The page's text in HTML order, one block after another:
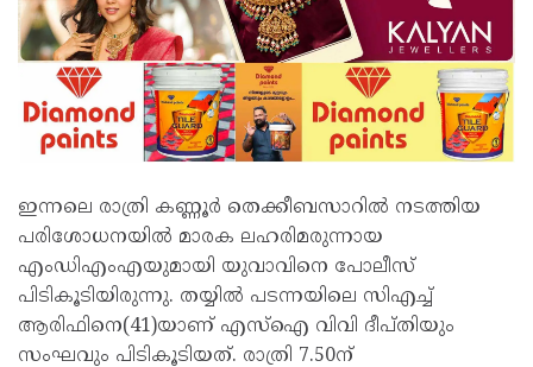
ഇന്നലെ രാത്രി കണ്ണൂര്‍ തെക്കീബസാറില്‍ നടത്തിയ
പരിശോധനയില്‍ മാരക ലഹരിമരുന്നായ
എംഡിഎംഎയുമായി യുവാവിനെ പോലീസ്
പിടികൂടിയിരുന്നു. തയ്യില്‍ പടന്നയിലെ സിഎച്ച്
ആരിഫിനെ(41)യാണ് എസ്‌ഐ വിവി ദീപ്തിയും
സംഘവും പിടികൂടിയത്. രാത്രി 7.50ന്